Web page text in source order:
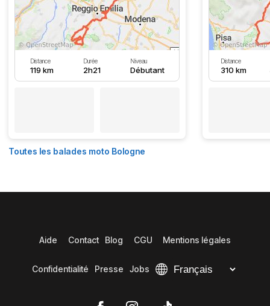
Distance
119 km
Durée
2h21
Niveau
Débutant
Distance
310 km
Toutes les balades moto Bologne
Aide Contact Blog CGU Mentions légales
Confidentialité Presse Jobs